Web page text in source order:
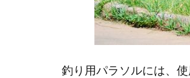
釣り用パラソルには、